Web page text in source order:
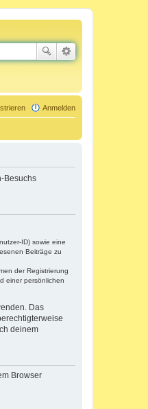
Anmelden
Besuchs
ID) sowie eine
Beiträge zu
der Registrierung
einer persönlichen
Das
deinem
Browser